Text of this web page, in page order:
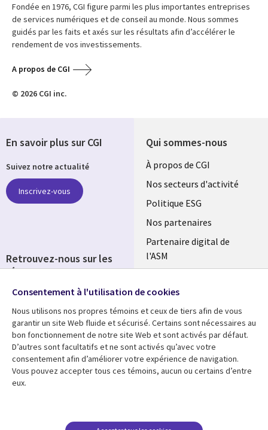
Fondée en 1976, CGI figure parmi les plus importantes entreprises
de services numériques et de conseil au monde. Nous sommes
guidés par les faits et axés sur les résultats afin d’accélérer le
rendement de vos investissements.
A propos de CGI
© 2026 CGI inc.
Qui sommes-nous
Useful
links
FRANCE
À propos de CGI
Nos secteurs d'activité
Politique ESG
Nos partenaires
Partenaire digital de
l'ASM
Fusions
Ressources
Library
Links
Articles
Blog
Support
Legal
Accessibilité
conditions juridiques
En savoir plus sur CGI
Suivez notre actualité
Inscrivez-vous
Retrouvez-nous sur les
réseaux
Social
Media
FRANCE
Consentement à l'utilisation de cookies
Nous utilisons nos propres témoins et ceux de tiers afin de vous
garantir un site Web fluide et sécurisé. Certains sont nécessaires au
bon fonctionnement de notre site Web et sont activés par défaut.
D’autres sont facultatifs et ne sont activés qu’avec votre
consentement afin d’améliorer votre expérience de navigation.
Vous pouvez accepter tous ces témoins, aucun ou certains d’entre
eux.